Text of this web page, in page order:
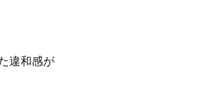
違和感が